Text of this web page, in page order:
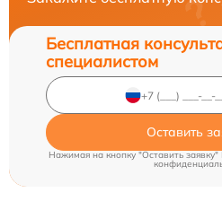
Бесплатная
специалистом
Оставить
Нажимая на кнопку "Оставить